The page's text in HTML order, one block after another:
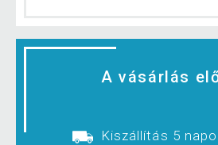
A vásárlás
Kiszállítás 5